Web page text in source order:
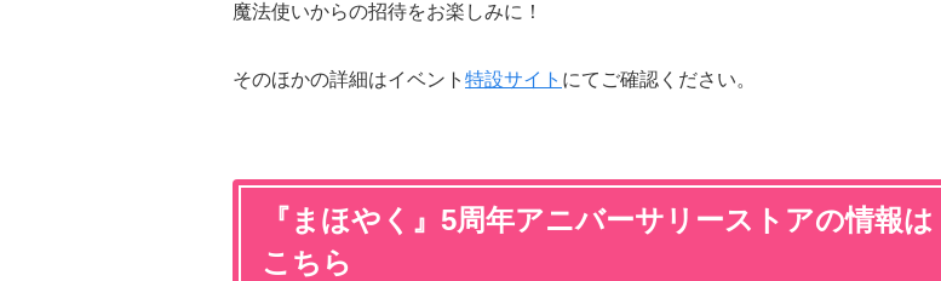
魔法使いからの招待をお楽しみに！
そのほかの詳細はイベント 特設サイト にてご確認ください。
『まほやく』5周年アニバーサリーストアの情報は
こちら